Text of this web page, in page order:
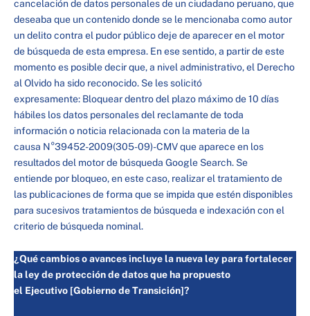
cancelación de datos personales de un ciudadano peruano, que
deseaba que un contenido donde se le mencionaba como autor
un delito contra el pudor público deje de aparecer en el motor
de búsqueda de esta empresa. En ese sentido, a partir de este
momento es posible decir que, a nivel administrativo, el Derecho
al Olvido ha sido reconocido. Se les solicitó
expresamente: Bloquear dentro del plazo máximo de 10 días
hábiles los datos personales del reclamante de toda
información o noticia relacionada con la materia de la
causa N°39452-2009(305-09)-CMV que aparece en los
resultados del motor de búsqueda Google Search. Se
entiende por bloqueo, en este caso, realizar el tratamiento de
las publicaciones de forma que se impida que estén disponibles
para sucesivos tratamientos de búsqueda e indexación con el
criterio de búsqueda nominal.
¿Qué cambios o avances incluye la nueva ley para fortalecer
la ley de protección de datos que ha propuesto
el Ejecutivo [Gobierno de Transición]?